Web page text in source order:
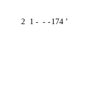
2 1 - - -174 ʼ